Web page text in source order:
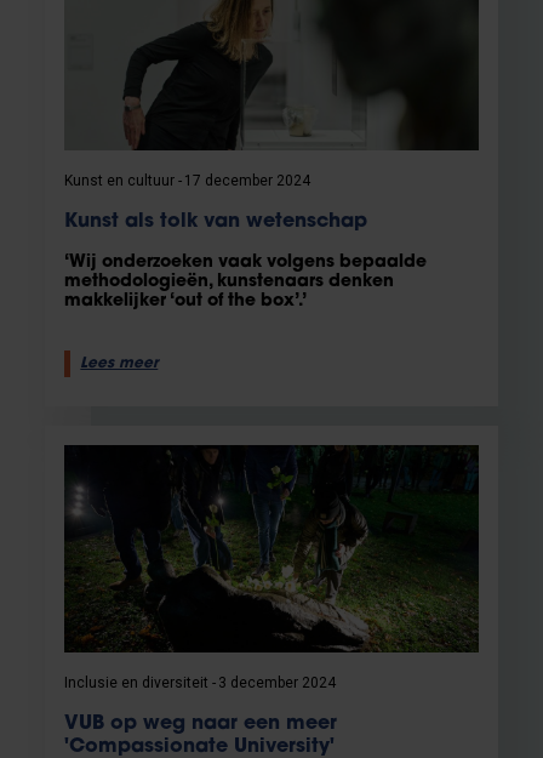
Kunst en cultuur 17 december 2024
Kunst als tolk van wetenschap
‘Wij onderzoeken vaak volgens bepaalde
methodologieën, kunstenaars denken
makkelijker ‘out of the box’.’
Lees meer
Inclusie en diversiteit 3 december 2024
VUB op weg naar een meer
'Compassionate University'